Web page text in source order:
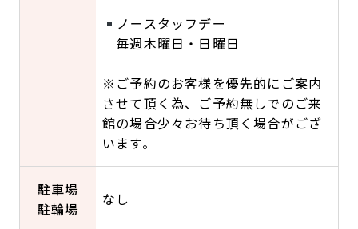
ノースタッフデー
毎週木曜日・日曜日
※ご予約のお客様を優先的にご案内
させて頂く為、ご予約無しでのご来
館の場合少々お待ち頂く場合がござ
います。
駐車場
駐輪場
なし